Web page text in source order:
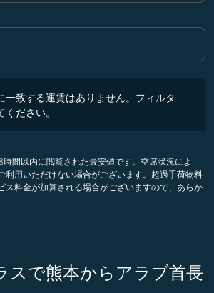
ークラス Selected
一致する運賃はありません。フィルタ
ださい。
間以内に閲覧された最安値です。空席状況によ
利用いただけない場合がございます。超過手荷物料
ス料金が加算される場合がございますので、あらか
スで熊本からアラブ首長